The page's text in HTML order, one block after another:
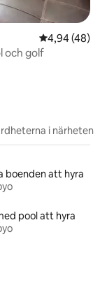
4,94 av 5 i
4,94 (48)
och golf
i närheten
boenden att hyra
pool att hyra